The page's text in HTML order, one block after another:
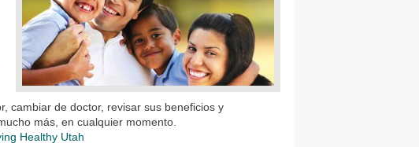
cambiar de doctor, revisar sus beneficios y
más, en cualquier momento.
Healthy Utah